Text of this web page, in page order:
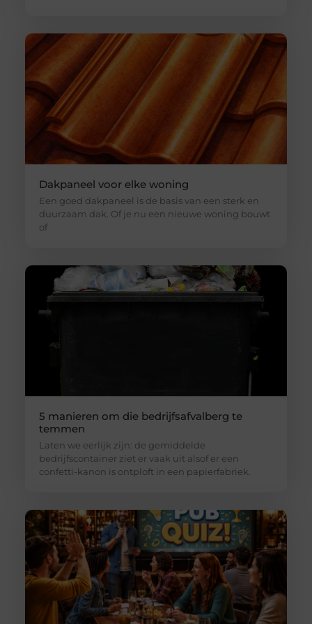
Dakpaneel voor elke woning
Een goed dakpaneel is de basis van een sterk en
duurzaam dak. Of je nu een nieuwe woning bouwt
of
5 manieren om die bedrijfsafvalberg te
temmen
Laten we eerlijk zijn: de gemiddelde
bedrijfscontainer ziet er vaak uit alsof er een
confetti-kanon is ontploft in een papierfabriek.